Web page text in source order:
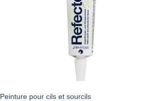
Peinture pour cils et sourcils